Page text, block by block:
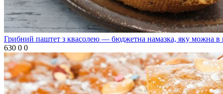
Грибний паштет з квасолею — бюджетна намазка, яку можна в
630 0 0